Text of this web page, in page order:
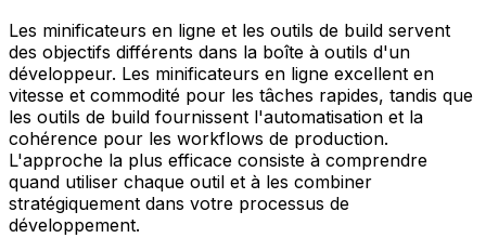
Les minificateurs en ligne et les outils de build servent
des objectifs différents dans la boîte à outils d'un
développeur. Les minificateurs en ligne excellent en
vitesse et commodité pour les tâches rapides, tandis que
les outils de build fournissent l'automatisation et la
cohérence pour les workflows de production.
L'approche la plus efficace consiste à comprendre
quand utiliser chaque outil et à les combiner
stratégiquement dans votre processus de
développement.